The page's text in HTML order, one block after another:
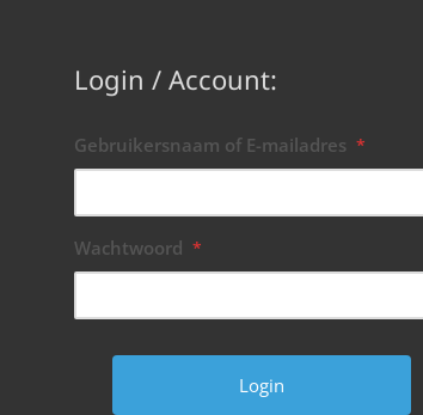
Login / Account:
Gebruikersnaam of E-mailadres *
Wachtwoord *